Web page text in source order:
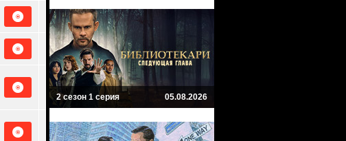
2 сезон 1 серия 05.08.2026